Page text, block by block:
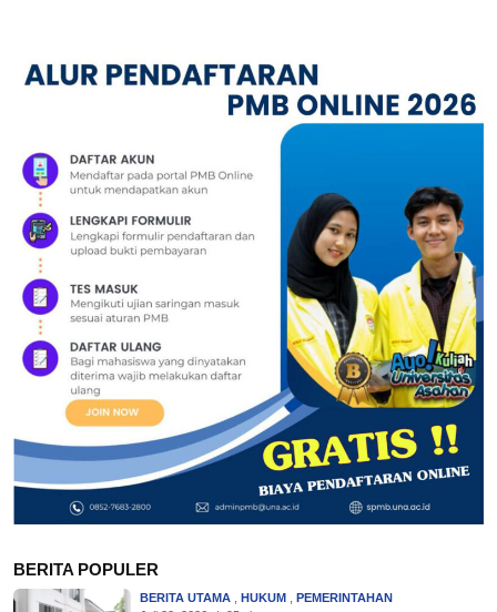
BERITA POPULER
BERITA UTAMA HUKUM
PEMERINTAHAN